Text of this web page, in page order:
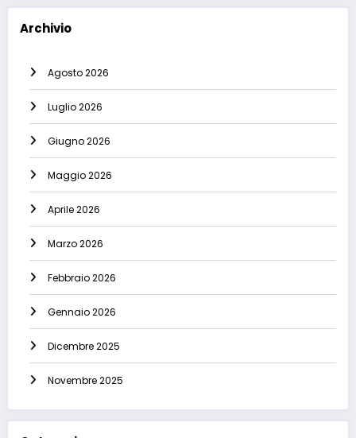
Archivio
Agosto 2026
Luglio 2026
Giugno 2026
Maggio 2026
Aprile 2026
Marzo 2026
Febbraio 2026
Gennaio 2026
Dicembre 2025
Novembre 2025